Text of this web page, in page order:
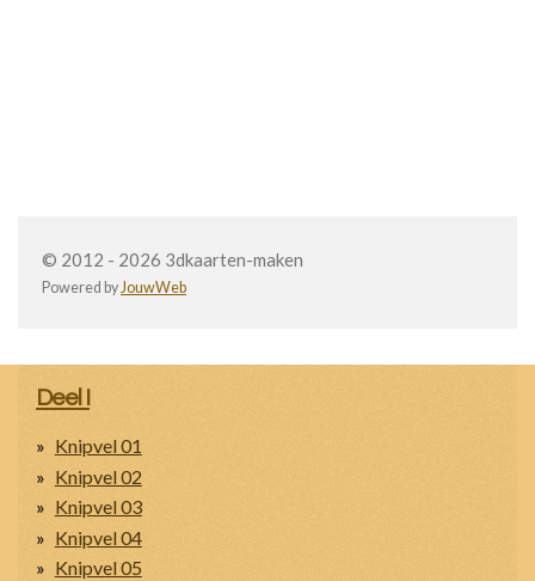
© 2012 - 2026 3dkaarten-maken
Powered byJouwWeb
Deel I
Knipvel 01
Knipvel 02
Knipvel 03
Knipvel 04
Knipvel 05